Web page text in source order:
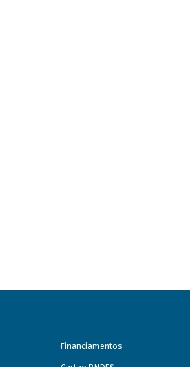
Financiamentos